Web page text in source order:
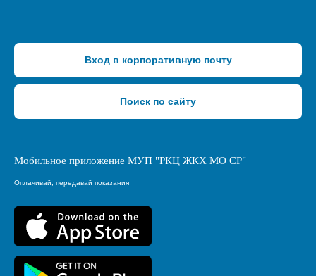
Вход в корпоративную почту
Поиск по сайту
Мобильное приложение МУП "РКЦ ЖКХ МО СР"
Оплачивай, передавай показания